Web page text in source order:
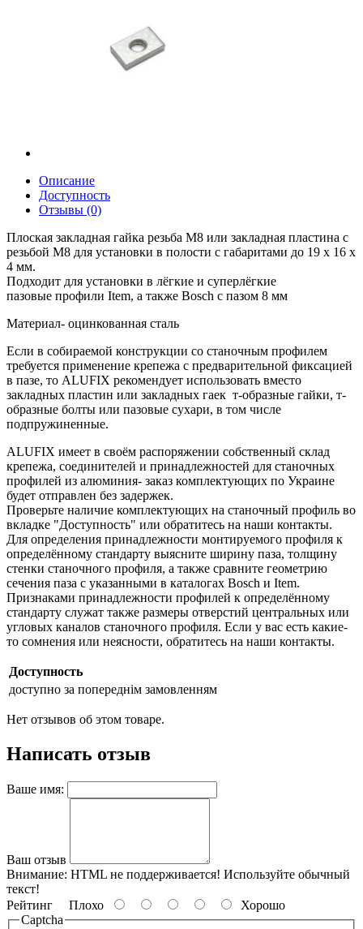
Описание
Доступность
Отзывы (0)
Плоская закладная гайка резьба М8 или закладная пластина с
резьбой М8 для установки в полости с габаритами до 19 х 16 х
4 мм.
Подходит для установки в лёгкие и суперлёгкие
пазовые профили Item, а также Bosch с пазом 8 мм
Материал- оцинкованная сталь
Если в собираемой конструкции со станочным профилем
требуется применение крепежа с предварительной фиксацией
в пазе, то ALUFIX рекомендует использовать вместо
закладных пластин или закладных гаек т-образные гайки, т-
образные болты или пазовые сухари, в том числе
подпружиненные.
ALUFIX имеет в своём распоряжении собственный склад
крепежа, соединителей и принадлежностей для станочных
профилей из алюминия- заказ комплектующих по Украине
будет отправлен без задержек.
Проверьте наличие комплектующих на станочный профиль во
вкладке "Доступность" или обратитесь на наши контакты.
Для определения принадлежности монтируемого профиля к
определённому стандарту выясните ширину паза, толщину
стенки станочного профиля, а также сравните геометрию
сечения паза с указанными в каталогах Bosch и Item.
Признаками принадлежности профилей к определённому
стандарту служат также размеры отверстий центральных или
угловых каналов станочного профиля. Если у вас есть какие-
то сомнения или неясности, обратитесь на наши контакты.
Доступность
доступно за попереднім замовленням
Нет отзывов об этом товаре.
Написать отзыв
Ваше имя:
Ваш отзыв
Внимание: HTML не поддерживается! Используйте обычный
текст!
Рейтинг Плохо
Хорошо
Captcha